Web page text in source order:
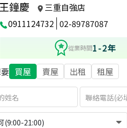
鐘慶
三重自強店
0911124732 02-89787087
從業時間1-2年
買屋 賣屋 出租 租屋
(9:00-21:00)